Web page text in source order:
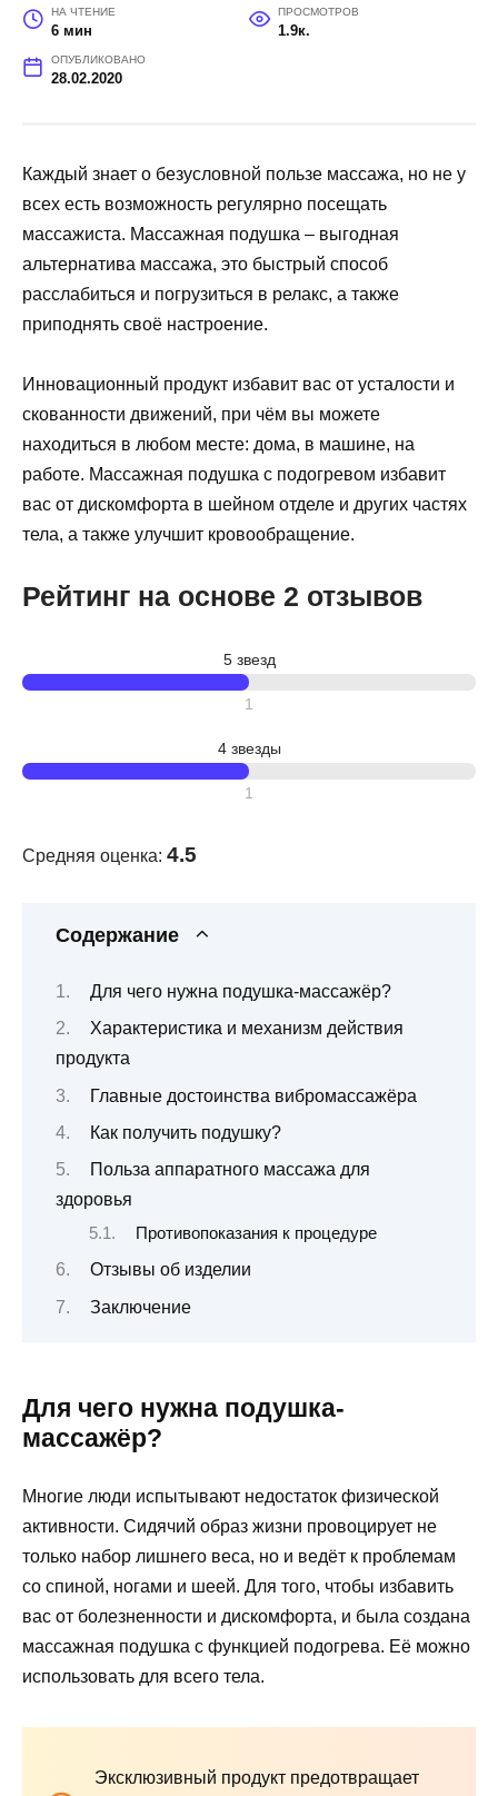
НА ЧТЕНИЕ
6 мин
ПРОСМОТРОВ
1.9к.
ОПУБЛИКОВАНО
28.02.2020
Каждый знает о безусловной пользе массажа, но не у
всех есть возможность регулярно посещать
массажиста. Массажная подушка – выгодная
альтернатива массажа, это быстрый способ
расслабиться и погрузиться в релакс, а также
приподнять своё настроение.
Инновационный продукт избавит вас от усталости и
скованности движений, при чём вы можете
находиться в любом месте: дома, в машине, на
работе. Массажная подушка с подогревом избавит
вас от дискомфорта в шейном отделе и других частях
тела, а также улучшит кровообращение.
Рейтинг на основе 2 отзывов
5 звезд
1
4 звезды
1
Средняя оценка: 4.5
Содержание
Для чего нужна подушка-массажёр?
Характеристика и механизм действия
продукта
Главные достоинства вибромассажёра
Как получить подушку?
Польза аппаратного массажа для
здоровья
Противопоказания к процедуре
Отзывы об изделии
Заключение
Для чего нужна подушка-
массажёр?
Многие люди испытывают недостаток физической
активности. Сидячий образ жизни провоцирует не
только набор лишнего веса, но и ведёт к проблемам
со спиной, ногами и шеей. Для того, чтобы избавить
вас от болезненности и дискомфорта, и была создана
массажная подушка с функцией подогрева. Её можно
использовать для всего тела.
Эксклюзивный продукт предотвращает